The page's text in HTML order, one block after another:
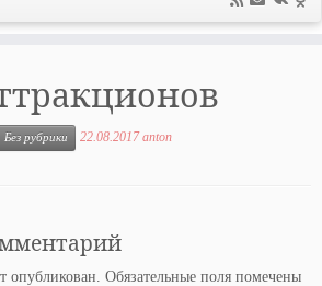
Без рубрики 22.08.2017 anton
опубликован. Обязательные поля помечены